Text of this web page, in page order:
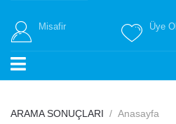
Misafir Üye Ol
ARAMA SONUÇLARI
Anasayfa